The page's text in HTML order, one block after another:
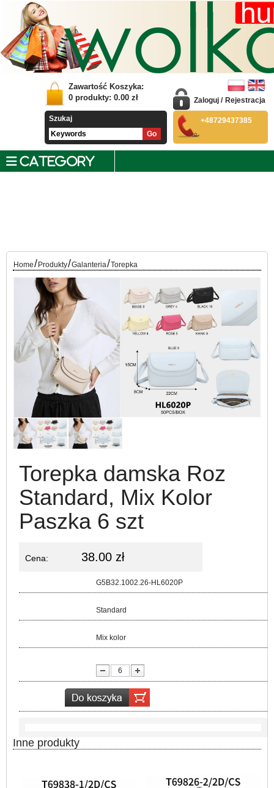
Zawartość Koszyka:
0 produkty: 0.00 zł
Szukaj
Zaloguj / Rejestracja
+48729437385
CATEGORY
Home/ Produkty/Galanteria/Torepka
Torepka damska Roz
Standard, Mix Kolor
Paszka 6 szt
Cena: 38.00 zł
G5B32.1002.26-HL6020P
Standard
Mix kolor
Inne produkty